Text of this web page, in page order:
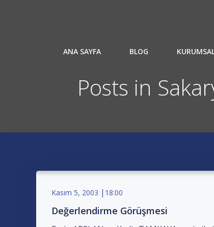
ANA SAYFA BLOG
Posts in
Kasım 5, 2003 | 18:00
Değerlendirme Görüşmesi